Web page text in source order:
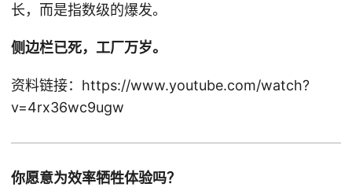
长，而是指数级的爆发。
侧边栏已死，工厂万岁。
资料链接：https://www.youtube.com/watch?
v=4rx36wc9ugw
你愿意为效率牺牲体验吗？